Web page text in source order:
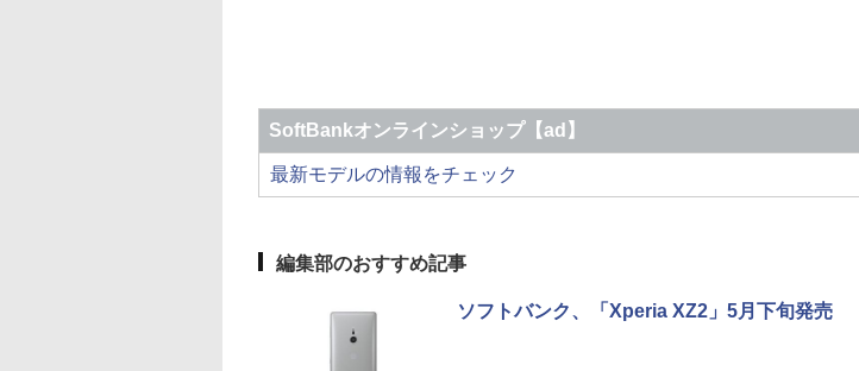
SoftBankオンラインショップ【ad】
最新モデルの情報をチェック
編集部のおすすめ記事
ソフトバンク、「Xperia XZ2」5月下旬発売